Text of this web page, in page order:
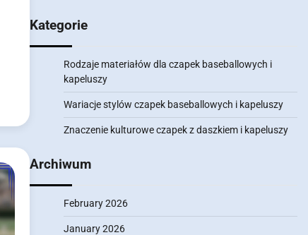
Kategorie
Rodzaje materiałów dla czapek baseballowych i
kapeluszy
Wariacje stylów czapek baseballowych i kapeluszy
Znaczenie kulturowe czapek z daszkiem i kapeluszy
Archiwum
February 2026
January 2026